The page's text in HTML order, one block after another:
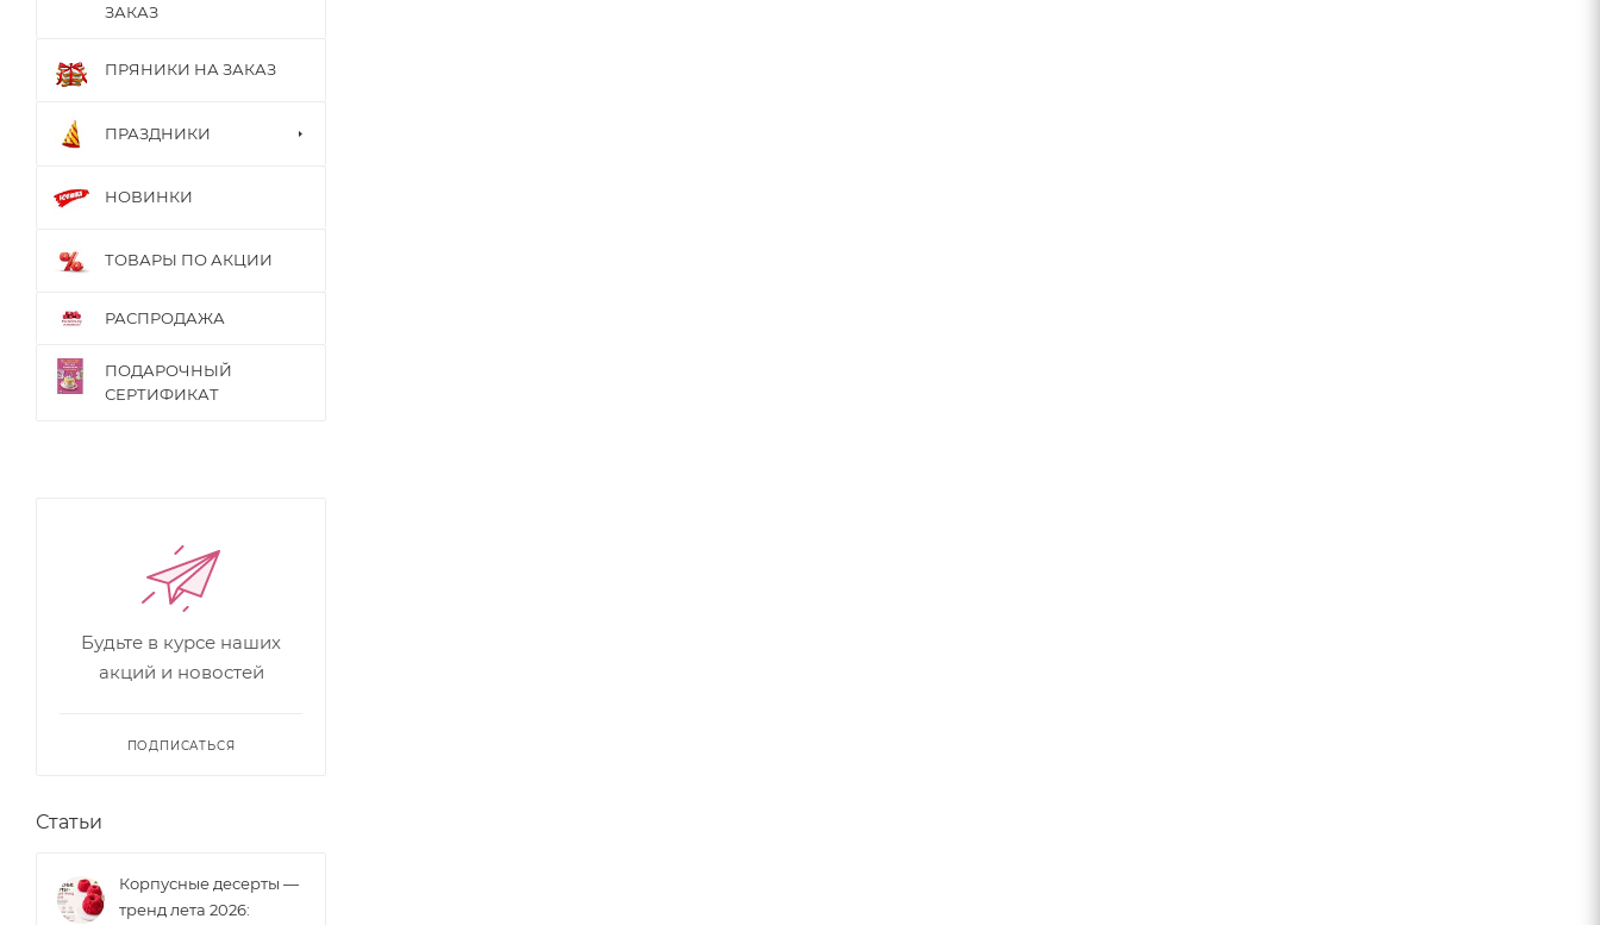
ЗАКАЗ
ПРЯНИКИ НА ЗАКАЗ
ПРАЗДНИКИ
НОВИНКИ
ТОВАРЫ ПО АКЦИИ
РАСПРОДАЖА
ПОДАРОЧНЫЙ
СЕРТИФИКАТ
Будьте в курсе наших
акций и новостей
ПОДПИСАТЬСЯ
Статьи
Корпусные десерты —
тренд лета 2026: